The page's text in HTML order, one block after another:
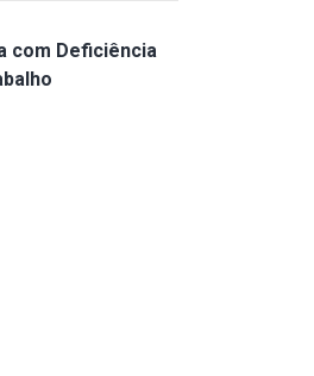
com Deficiência